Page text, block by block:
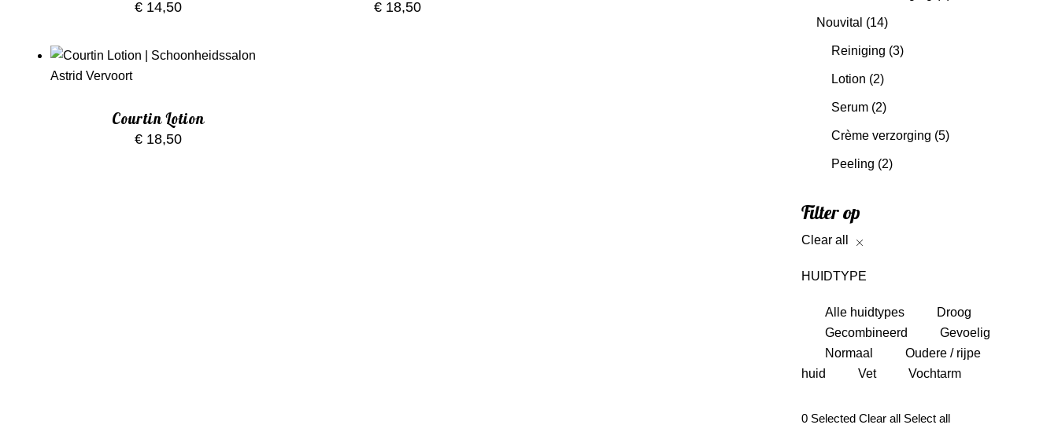
€14,50 €18,50
Courtin Lotion
€18,50
Nouvital (14)
Reiniging (3)
Lotion (2)
Serum (2)
Crème verzorging (5)
Peeling (2)
Filter op
Clear all
HUIDTYPE
Alle huidtypes Droog
Gecombineerd Gevoelig
Normaal
Oudere / rijpe
huid
Vet Vochtarm
0 Selected Clear all Select all